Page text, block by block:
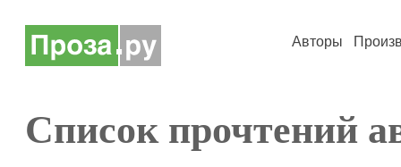
Авторы
Список прочтений